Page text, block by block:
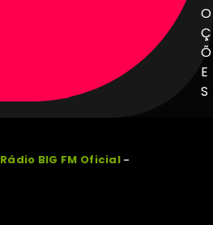
O
Ç
Õ
E
S
Rádio BIG FM Oficial -